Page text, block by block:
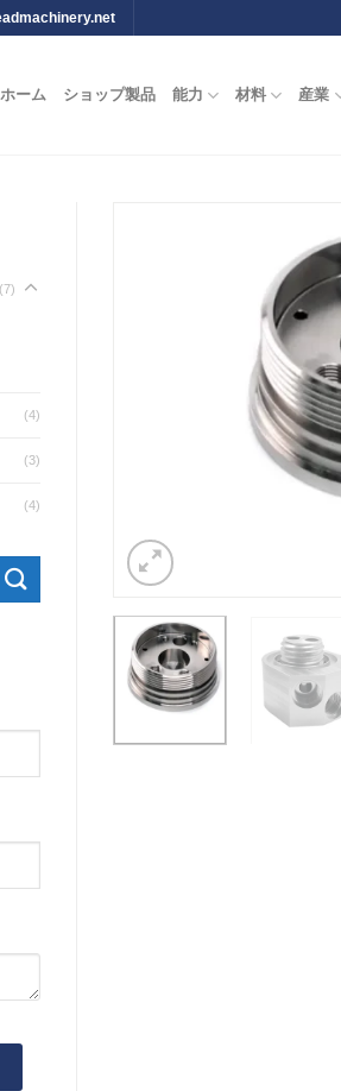
ホーム ショップ製品 能力 材料 産業
(7)
(4)
(3)
(4)